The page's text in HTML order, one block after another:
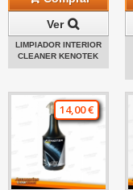
Ver
LIMPIADOR INTERIOR
CLEANER KENOTEK
14,00 €